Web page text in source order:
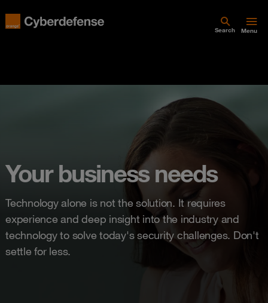
Search Menu
Your business needs
Technology alone is not the solution. It requires
experience and deep insight into the industry and
technology to solve today's security challenges. Don't
settle for less.